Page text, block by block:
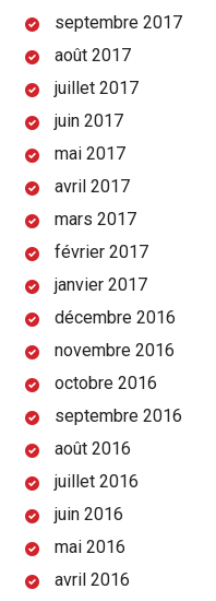
septembre 2017
août 2017
juillet 2017
juin 2017
mai 2017
avril 2017
mars 2017
février 2017
janvier 2017
décembre 2016
novembre 2016
octobre 2016
septembre 2016
août 2016
juillet 2016
juin 2016
mai 2016
avril 2016